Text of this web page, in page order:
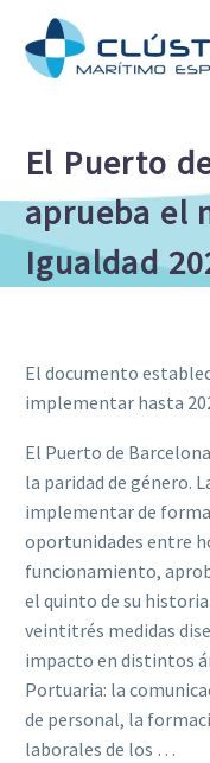
El Puerto
aprueba el
Igualdad
El documento
implementar hasta
El Puerto de
la paridad de género.
implementar de
oportunidades entre
funcionamiento,
el quinto de su
veintitrés medidas
impacto en distintos
Portuaria: la
de personal, la
laborales de los …